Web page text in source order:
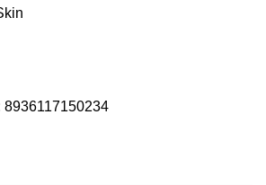
8936117150234